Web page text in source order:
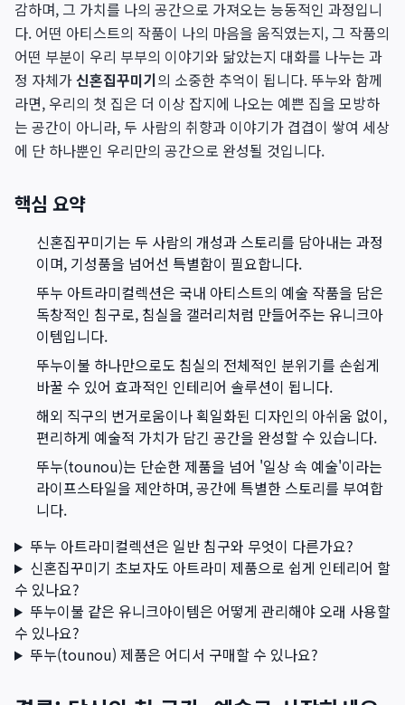
감하며, 그 가치를 나의 공간으로 가져오는 능동적인 과정입니
다. 어떤 아티스트의 작품이 나의 마음을 움직였는지, 그 작품의
어떤 부분이 우리 부부의 이야기와 닮았는지 대화를 나누는 과
정 자체가신혼집꾸미기의 소중한 추억이 됩니다. 뚜누와 함께
라면, 우리의 첫 집은 더 이상 잡지에 나오는 예쁜 집을 모방하
는 공간이 아니라, 두 사람의 취향과 이야기가 겹겹이 쌓여 세상
에 단 하나뿐인 우리만의 공간으로 완성될 것입니다.
핵심 요약
신혼집꾸미기는 두 사람의 개성과 스토리를 담아내는 과정
이며, 기성품을 넘어선 특별함이 필요합니다.
뚜누 아트라미컬렉션은 국내 아티스트의 예술 작품을 담은
독창적인 침구로, 침실을 갤러리처럼 만들어주는 유니크아
이템입니다.
뚜누이불 하나만으로도 침실의 전체적인 분위기를 손쉽게
바꿀 수 있어 효과적인 인테리어 솔루션이 됩니다.
해외 직구의 번거로움이나 획일화된 디자인의 아쉬움 없이,
편리하게 예술적 가치가 담긴 공간을 완성할 수 있습니다.
뚜누(tounou)는 단순한 제품을 넘어 '일상 속 예술'이라는
라이프스타일을 제안하며, 공간에 특별한 스토리를 부여합
니다.
뚜누 아트라미컬렉션은 일반 침구와 무엇이 다른가요?
신혼집꾸미기 초보자도 아트라미 제품으로 쉽게 인테리어 할
수 있나요?
뚜누이불 같은 유니크아이템은 어떻게 관리해야 오래 사용할
수 있나요?
뚜누(tounou) 제품은 어디서 구매할 수 있나요?